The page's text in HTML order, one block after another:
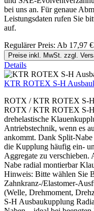
bei uns an. Für genaue
Leistungsdaten rufen Sie
auf.
Regulärer Preis: Ab 17,97 €
Preise inkl. MwSt. zzgl.
Details
KTR ROTEX S-H
ROTX / KTR ROTEX S-
ROTX / KTR ROTEX S-H
drehelastische
Antriebstechnik, wenn es
ankommt. Dank Split-
die Kupplung häufig ein-
Aggregate zu verschieben.
Nabe radial montierbar
Hinweis: Bitte wählen Sie
Zahnkranz-/Elastomer-
(Welle, Drehmoment,
S-H Ausbaukupplung